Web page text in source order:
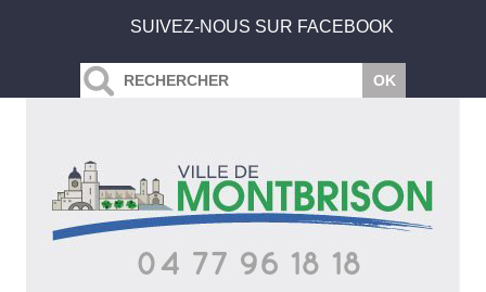
SUIVEZ-NOUS SUR FACEBOOK